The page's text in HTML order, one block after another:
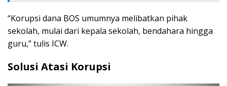
“Korupsi dana BOS umumnya melibatkan pihak
sekolah, mulai dari kepala sekolah, bendahara hingga
guru,” tulis ICW.
Solusi Atasi Korupsi